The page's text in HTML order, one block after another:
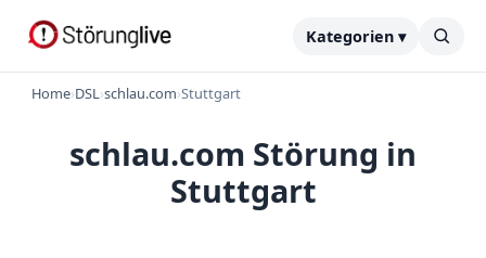
Kategorien ▾
Home›DSL›schlau.com›Stuttgart
schlau.com Störung in
Stuttgart